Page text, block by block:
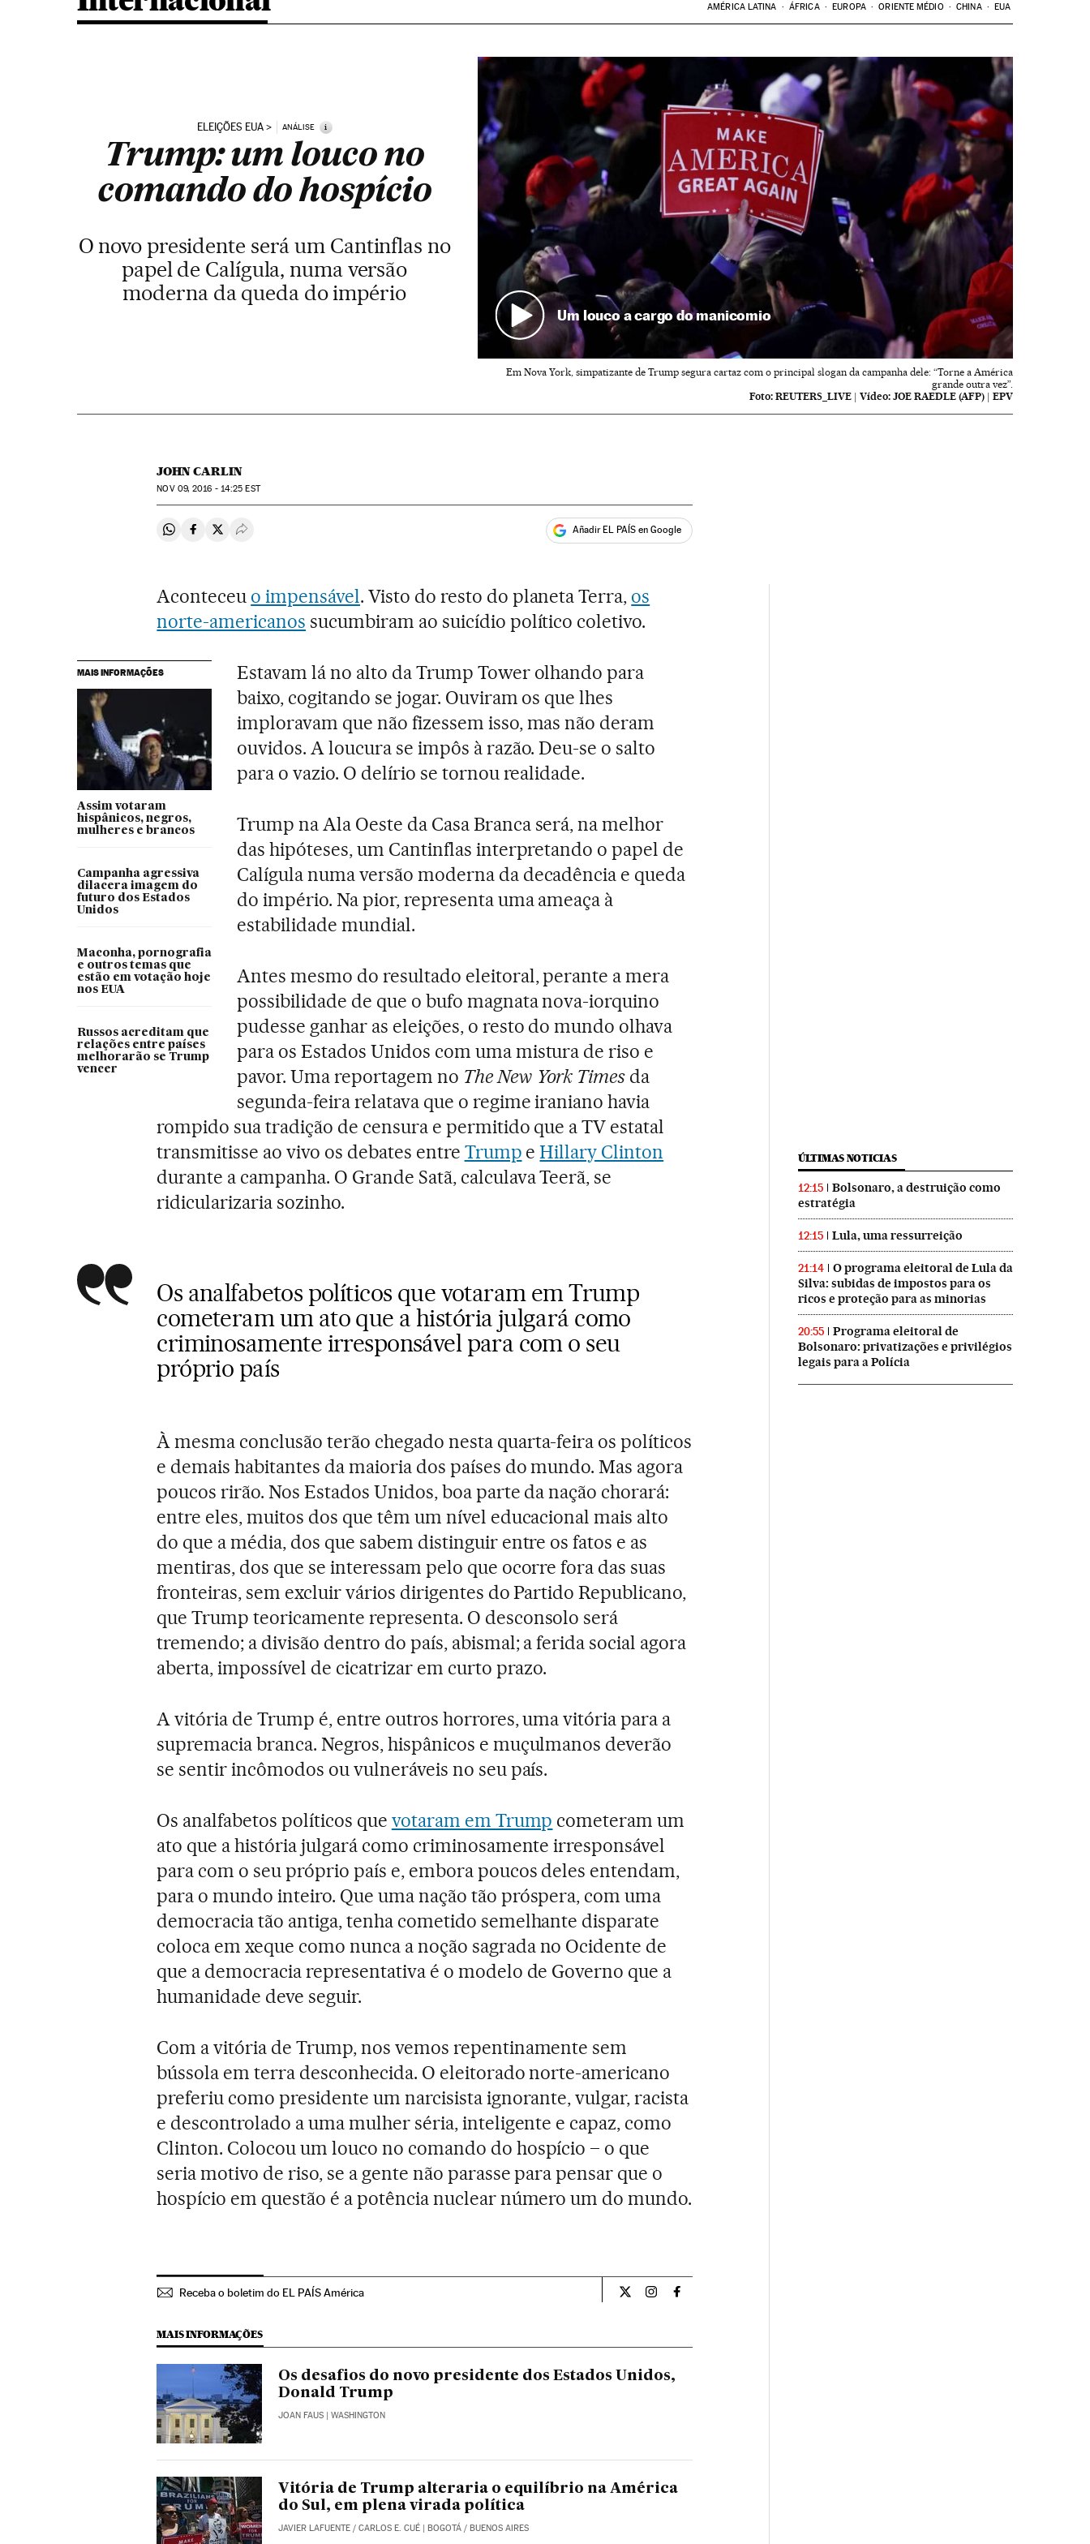
AMÉRICA LATINA ÁFRICA EUROPA ORIENTE MÉDIO CHINA EUA
ELEIÇÕES EUA ANÁLISE i
Trump: um louco no
comando do hospício
O novo presidente será um Cantinflas no
papel de Calígula, numa versão
moderna da queda do império
Um louco a cargo do manicomio
Em Nova York, simpatizante de Trump segura cartaz com o principal slogan da campanha dele: “Torne a América
grande outra vez”.
Foto: REUTERS_LIVE |Vídeo: JOE RAEDLE (AFP) | EPV
JOHN CARLIN
NOV09, 2016 - 14:25 EST
Compartir en Whatsapp
Compartir en Facebook
Compartir en Twitter
Desplegar Redes Sociales Añadir EL PAÍS en Google
Aconteceu o impensável. Visto do resto do planeta Terra, os
norte-americanos sucumbiram ao suicídio político coletivo.
MAIS INFORMAÇÕES
Assim votaram
hispânicos, negros,
mulheres e brancos
Campanha agressiva
dilacera imagem do
futuro dos Estados
Unidos
Maconha, pornografia
e outros temas que
estão em votação hoje
nos EUA
Russos acreditam que
relações entre países
melhorarão se Trump
vencer
Estavam lá no alto da Trump Tower olhando para
baixo, cogitando se jogar. Ouviram os que lhes
imploravam que não fizessem isso, mas não deram
ouvidos. A loucura se impôs à razão. Deu-se o salto
para o vazio. O delírio se tornou realidade.
Trump na Ala Oeste da Casa Branca será, na melhor
das hipóteses, um Cantinflas interpretando o papel de
Calígula numa versão moderna da decadência e queda
do império. Na pior, representa uma ameaça à
estabilidade mundial.
Antes mesmo do resultado eleitoral, perante a mera
possibilidade de que o bufo magnata nova-iorquino
pudesse ganhar as eleições, o resto do mundo olhava
para os Estados Unidos com uma mistura de riso e
pavor. Uma reportagem no The New York Times da
segunda-feira relatava que o regime iraniano havia
rompido sua tradição de censura e permitido que a TV estatal
transmitisse ao vivo os debates entre Trump eHillary Clinton
durante a campanha. O Grande Satã, calculava Teerã, se
ridicularizaria sozinho.
Os analfabetos políticos que votaram em Trump
cometeram um ato que a história julgará como
criminosamente irresponsável para com o seu
próprio país
À mesma conclusão terão chegado nesta quarta-feira os políticos
e demais habitantes da maioria dos países do mundo. Mas agora
poucos rirão. Nos Estados Unidos, boa parte da nação chorará:
entre eles, muitos dos que têm um nível educacional mais alto
do que a média, dos que sabem distinguir entre os fatos e as
mentiras, dos que se interessam pelo que ocorre fora das suas
fronteiras, sem excluir vários dirigentes do Partido Republicano,
que Trump teoricamente representa. O desconsolo será
tremendo; a divisão dentro do país, abismal; a ferida social agora
aberta, impossível de cicatrizar em curto prazo.
A vitória de Trump é, entre outros horrores, uma vitória para a
supremacia branca. Negros, hispânicos e muçulmanos deverão
se sentir incômodos ou vulneráveis no seu país.
Os analfabetos políticos que votaram em Trump cometeram um
ato que a história julgará como criminosamente irresponsável
para com o seu próprio país e, embora poucos deles entendam,
para o mundo inteiro. Que uma nação tão próspera, com uma
democracia tão antiga, tenha cometido semelhante disparate
coloca em xeque como nunca a noção sagrada no Ocidente de
que a democracia representativa é o modelo de Governo que a
humanidade deve seguir.
Com a vitória de Trump, nos vemos repentinamente sem
bússola em terra desconhecida. O eleitorado norte-americano
preferiu como presidente um narcisista ignorante, vulgar, racista
e descontrolado a uma mulher séria, inteligente e capaz, como
Clinton. Colocou um louco no comando do hospício – o que
seria motivo de riso, se a gente não parasse para pensar que o
hospício em questão é a potência nuclear número um do mundo.
Receba o boletim do EL PAÍS América Internacional El País Brasil en Twitter
Internacional El País Brasil en Instagram
Internacional El País Brasil en Facebook
MAIS INFORMAÇÕES
Os desafios do novo presidente dos Estados Unidos,
Donald Trump
JOAN FAUS | WASHINGTON
Vitória de Trump alteraria o equilíbrio na América
do Sul, em plena virada política
JAVIER LAFUENTE /CARLOS E. CUÉ | BOGOTÁ / BUENOS AIRES
ÚLTIMAS NOTICIAS
12:15
Bolsonaro, a destruição como
estratégia
12:15 Lula, uma ressurreição
21:14
O programa eleitoral de Lula da
Silva: subidas de impostos para os
ricos e proteção para as minorias
20:55
Programa eleitoral de
Bolsonaro: privatizações e privilégios
legais para a Polícia